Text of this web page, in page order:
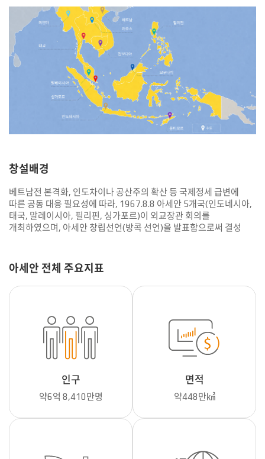
창설배경
베트남전 본격화, 인도차이나 공산주의 확산 등 국제정세 급변에
따른 공동 대응 필요성에 따라, 1967.8.8 아세안 5개국(인도네시아,
태국, 말레이시아, 필리핀, 싱가포르)이 외교장관 회의를
개최하였으며, 아세안 창립선언(방콕 선언)을 발표함으로써 결성
아세안 전체 주요지표
인구
약6억 8,410만명
면적
약448만㎢